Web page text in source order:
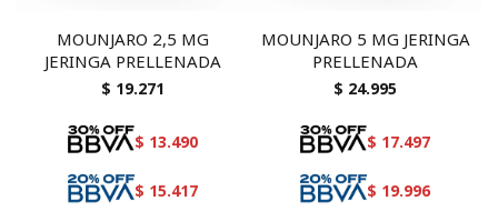
MOUNJARO 2,5 MG
JERINGA PRELLENADA
$ 19.271
$ 13.490
$ 15.417
MOUNJARO 5 MG JERINGA
PRELLENADA
$ 24.995
$ 17.497
$ 19.996